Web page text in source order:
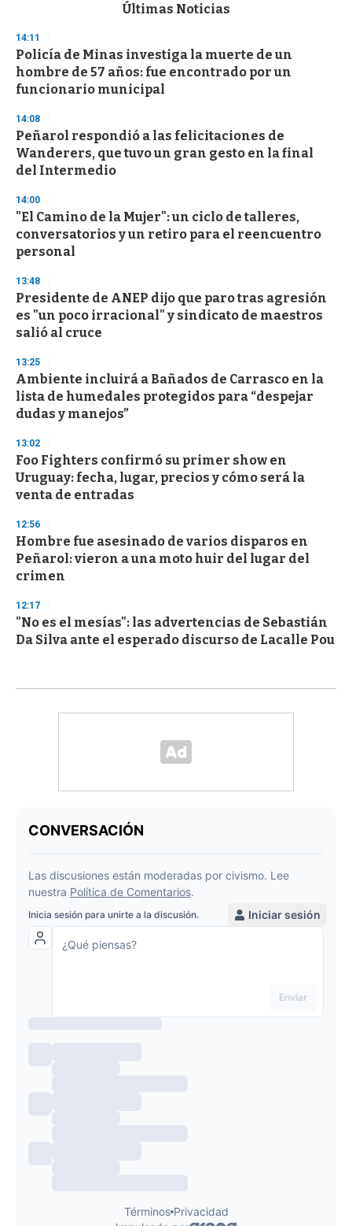
d
s
o
f
3
s
e
c
o
n
Últimas Noticias
14:11
Policía de Minas investiga la muerte de un
hombre de 57 años: fue encontrado por un
funcionario municipal
14:08
Peñarol respondió a las felicitaciones de
Wanderers, que tuvo un gran gesto en la final
del Intermedio
14:00
"El Camino de la Mujer": un ciclo de talleres,
conversatorios y un retiro para el reencuentro
personal
13:48
Presidente de ANEP dijo que paro tras agresión
es "un poco irracional" y sindicato de maestros
salió al cruce
13:25
Ambiente incluirá a Bañados de Carrasco en la
lista de humedales protegidos para “despejar
dudas y manejos”
13:02
Foo Fighters confirmó su primer show en
Uruguay: fecha, lugar, precios y cómo será la
venta de entradas
12:56
Hombre fue asesinado de varios disparos en
Peñarol: vieron a una moto huir del lugar del
crimen
12:17
"No es el mesías": las advertencias de Sebastián
Da Silva ante el esperado discurso de Lacalle Pou